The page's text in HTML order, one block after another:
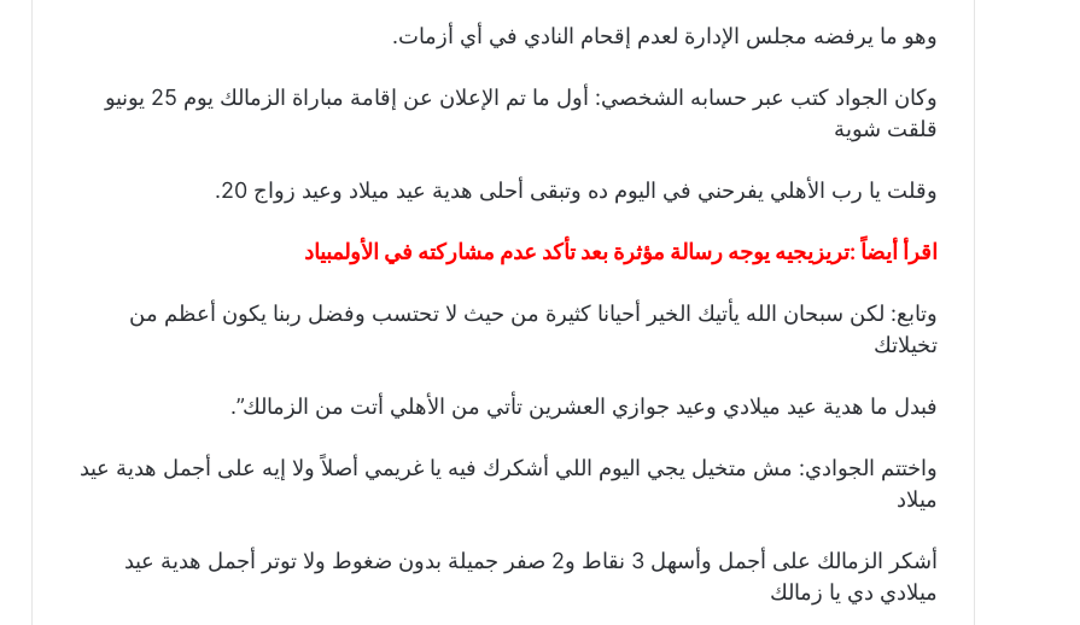
وهو ما يرفضه مجلس الإدارة لعدم إقحام النادي في أي أزمات.
وكان الجواد كتب عبر حسابه الشخصي: أول ما تم الإعلان عن إقامة مباراة الزمالك يوم 25 يونيو
قلقت شوية
وقلت يا رب الأهلي يفرحني في اليوم ده وتبقى أحلى هدية عيد ميلاد وعيد زواج 20.
اقرأ أيضاً :تريزيجيه يوجه رسالة مؤثرة بعد تأكد عدم مشاركته في الأولمبياد
وتابع: لكن سبحان الله يأتيك الخير أحيانا كثيرة من حيث لا تحتسب وفضل ربنا يكون أعظم من
تخيلاتك
فبدل ما هدية عيد ميلادي وعيد جوازي العشرين تأتي من الأهلي أتت من الزمالك”.
واختتم الجوادي: مش متخيل يجي اليوم اللي أشكرك فيه يا غريمي أصلاً ولا إيه على أجمل هدية عيد
ميلاد
أشكر الزمالك على أجمل وأسهل 3 نقاط و2 صفر جميلة بدون ضغوط ولا توتر أجمل هدية عيد
ميلادي دي يا زمالك